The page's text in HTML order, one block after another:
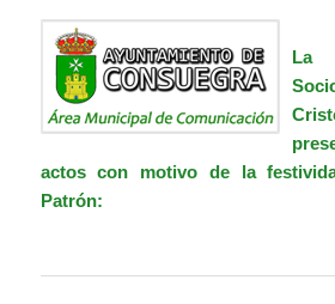
actos con motivo de la
Patrón: